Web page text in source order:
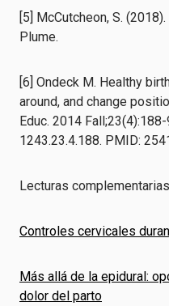
[5] McCutcheon, S. (2018).
Plume.
[6] Ondeck M. Healthy
around, and change
Educ. 2014
1243.23.4.188. PMID:
Lecturas
Controles cervicales
Más allá de la epidural:
dolor del parto